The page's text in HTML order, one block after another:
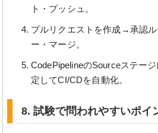
ト・プッシュ。
プルリクエストを作成→承認ル
ー・マージ。
CodePipelineのSourceステー
定してCI/CDを自動化。
8. 試験で問われやすいポイ